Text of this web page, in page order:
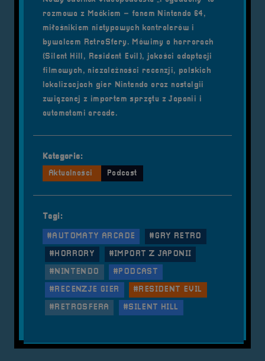
rozmowa z Maćkiem – fanem Nintendo 64,
miłośnikiem nietypowych kontrolerów i
bywalcem RetroSfery. Mówimy o horrorach
(Silent Hill, Resident Evil), jakości adaptacji
filmowych, niezależności recenzji, polskich
lokalizacjach gier Nintendo oraz nostalgii
związanej z importem sprzętu z Japonii i
automatami arcade.
Kategorie:
Aktualności
Podcast
Tagi:
#AUTOMATY ARCADE
#GRY RETRO
#HORRORY
#IMPORT Z JAPONII
#NINTENDO
#PODCAST
#RECENZJE GIER
#RESIDENT EVIL
#RETROSFERA
#SILENT HILL